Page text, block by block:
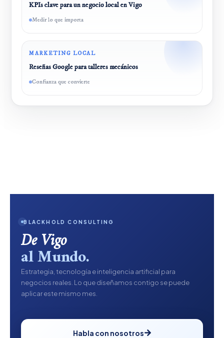
KPIs clave para un negocio local en Vigo
Medir lo que importa
MARKETING LOCAL
Reseñas Google para talleres mecánicos
Confianza que convierte
BLACKHOLD CONSULTING
De Vigo
al Mundo.
Estrategia, tecnología e inteligencia artificial para
negocios reales. Lo que diseñamos contigo se puede
aplicar este mismo mes.
Habla con nosotros